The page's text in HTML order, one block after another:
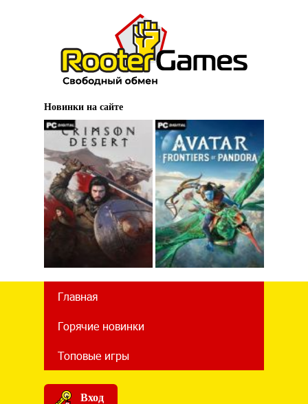
Новинки на сайте
Главная
Горячие новинки
Топовые игры
Вход